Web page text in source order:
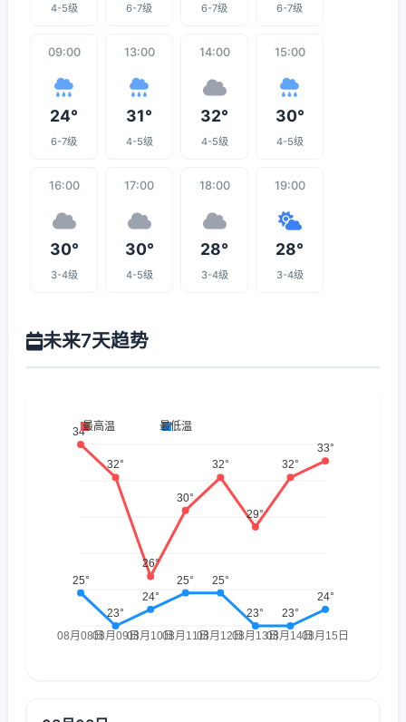
4-5级 6-7级 6-7级 6-7级
09:00
24°
6-7级
13:00
31°
4-5级
14:00
32°
4-5级
15:00
30°
4-5级
16:00
30°
3-4级
17:00
30°
4-5级
18:00
28°
3-4级
19:00
28°
3-4级
未来7天趋势